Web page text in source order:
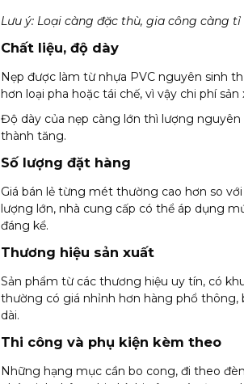
Lưu ý: Loại càng đặc thù, gia công càng
Chất liệu, độ dày
Nẹp được làm từ nhựa PVC nguyên sinh
hơn loại pha hoặc tái chế, vì vậy chi phí
Độ dày của nẹp càng lớn thì lượng
thành tăng.
Số lượng đặt hàng
Giá bán lẻ từng mét thường cao hơn so
lượng lớn, nhà cung cấp có thể áp dụng
đáng kể.
Thương hiệu sản xuất
Sản phẩm từ các thương hiệu uy tín, có
thường có giá nhỉnh hơn hàng phổ thông,
dài.
Thi công và phụ kiện kèm theo
Những hạng mục cần bo cong, đi theo